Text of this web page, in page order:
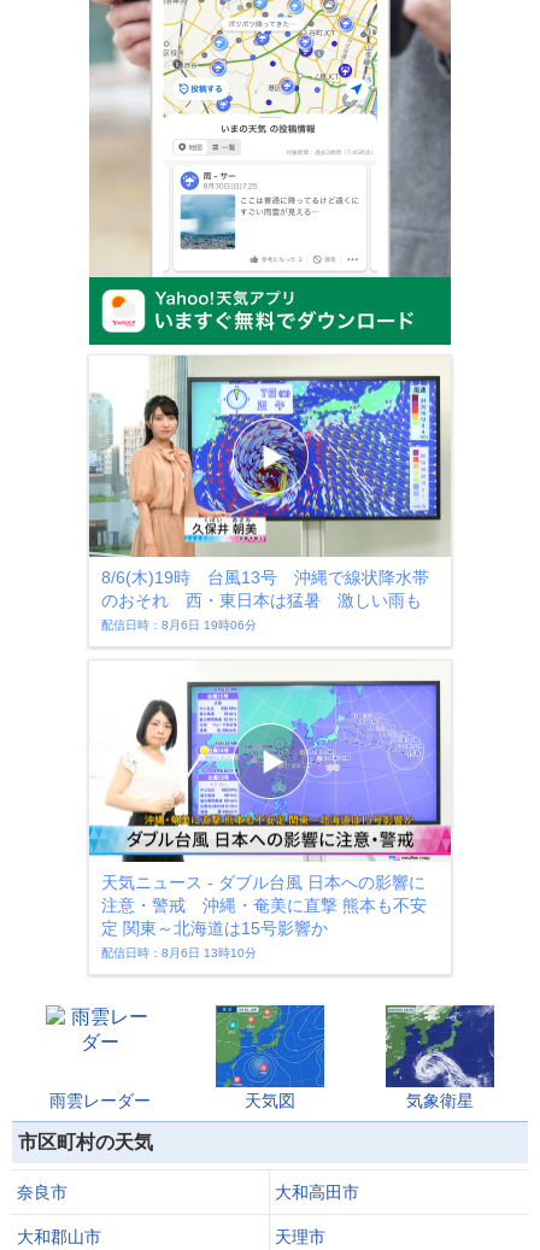
8/6(木)19時 台風13号 沖縄で線状降水帯
のおそれ 西・東日本は猛暑 激しい雨も
配信日時：8月6日 19時06分
天気ニュース - ダブル台風 日本への影響に
注意・警戒 沖縄・奄美に直撃 熊本も不安
定 関東～北海道は15号影響か
配信日時：8月6日 13時10分
雨雲レーダー 天気図 気象衛星
市区町村の天気
奈良市 大和高田市
大和郡山市 天理市